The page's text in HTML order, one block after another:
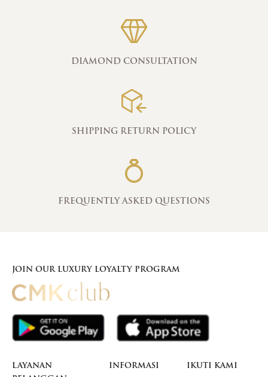
DIAMOND CONSULTATION
SHIPPING RETURN POLICY
FREQUENTLY ASKED QUESTIONS
JOIN OUR LUXURY LOYALTY PROGRAM
LAYANAN
INFORMASI IKUTI KAMI